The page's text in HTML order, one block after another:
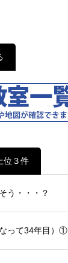
位３件
う・・・？
って34年目）①